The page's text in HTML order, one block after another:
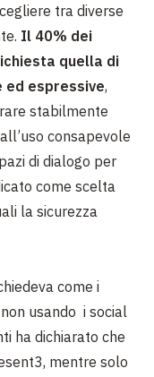
tra diverse
Il 40% dei
quella di
espressive,
stabilmente
consapevole
di dialogo per
come scelta
la sicurezza
come i
usando i social
ha dichiarato che
mentre solo